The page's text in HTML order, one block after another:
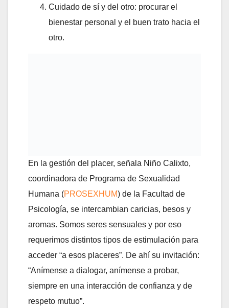
Cuidado de sí y del otro: procurar el
bienestar personal y el buen trato hacia el
otro.
En la gestión del placer, señala Niño Calixto,
coordinadora de Programa de Sexualidad
Humana (PROSEXHUM) de la Facultad de
Psicología, se intercambian caricias, besos y
aromas. Somos seres sensuales y por eso
requerimos distintos tipos de estimulación para
acceder “a esos placeres”. De ahí su invitación:
“Anímense a dialogar, anímense a probar,
siempre en una interacción de confianza y de
respeto mutuo”.